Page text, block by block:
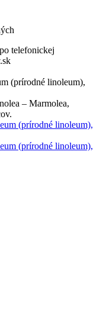
po telefonickej
(prírodné linoleum),
– Marmolea,